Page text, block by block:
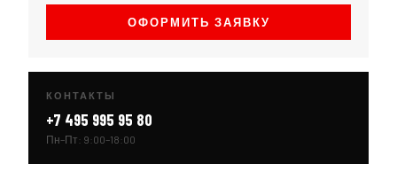
ОФОРМИТЬ ЗАЯВКУ
КОНТАКТЫ
+7 495 995 95 80
Пн–Пт: 9:00–18:00